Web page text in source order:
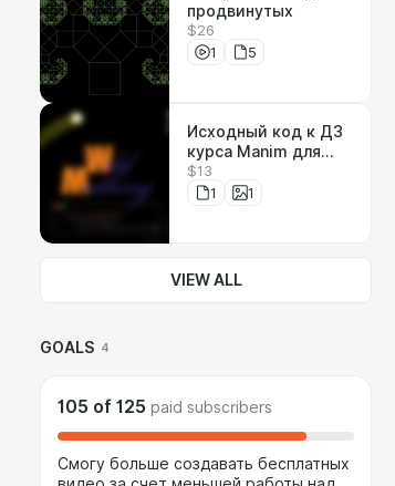
продвинутых
$26
1
5
Исходный код к ДЗ
курса Manim для
продвинутых
$13
1
1
VIEW ALL
GOALS 4
105 of 125 paid subscribers
Смогу больше создавать бесплатных